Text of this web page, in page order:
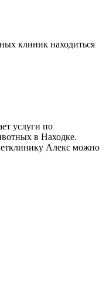
клиник находиться
услуги по
в Находке.
Алекс можно